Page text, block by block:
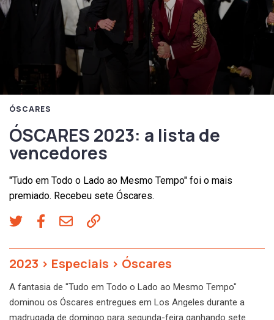
ÓSCARES
ÓSCARES 2023: a lista de
vencedores
"Tudo em Todo o Lado ao Mesmo Tempo" foi o mais
premiado. Recebeu sete Óscares.
2023 > Especiais > Óscares
A fantasia de "Tudo em Todo o Lado ao Mesmo Tempo"
dominou os Óscares entregues em Los Angeles durante a
madrugada de domingo para segunda-feira ganhando sete